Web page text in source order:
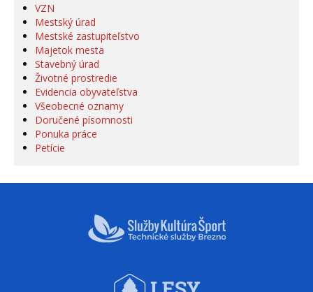
VZN
Mestský úrad
Mestské zastupiteľstvo
Majetok mesta
Stavebný úrad
Životné prostredie
Evidencia obyvateľstva
Všeobecné oznamy
Doručené písomnosti
Ponuka práce
Petície